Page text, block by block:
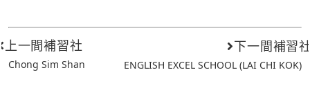
上一間補習社
Chong Sim Shan
下一間補習
ENGLISH EXCEL SCHOOL (LAI CHI KOK)